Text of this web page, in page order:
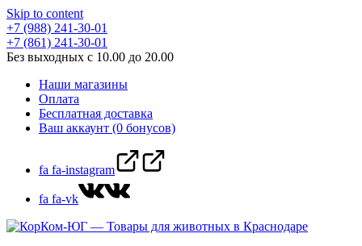
Skip to content
+7 (988) 241-30-01
+7 (861) 241-30-01
Без выходных с 10.00 до 20.00
Наши магазины
Оплата
Бесплатная доставка
Ваш аккаунт (0 бонусов)
fa fa-instagram
fa fa-vk